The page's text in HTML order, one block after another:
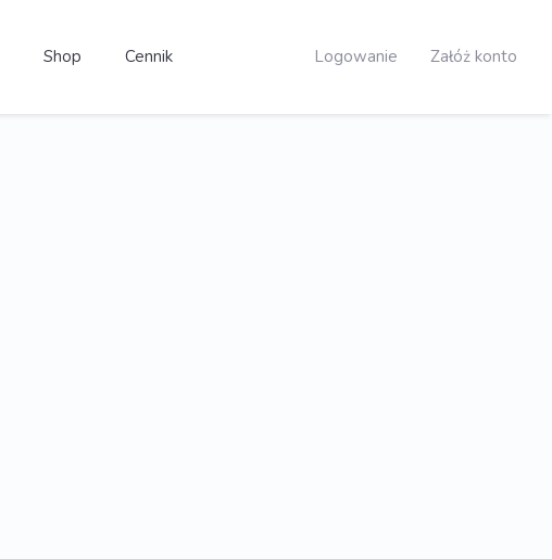
Shop Cennik Logowanie Załóż konto